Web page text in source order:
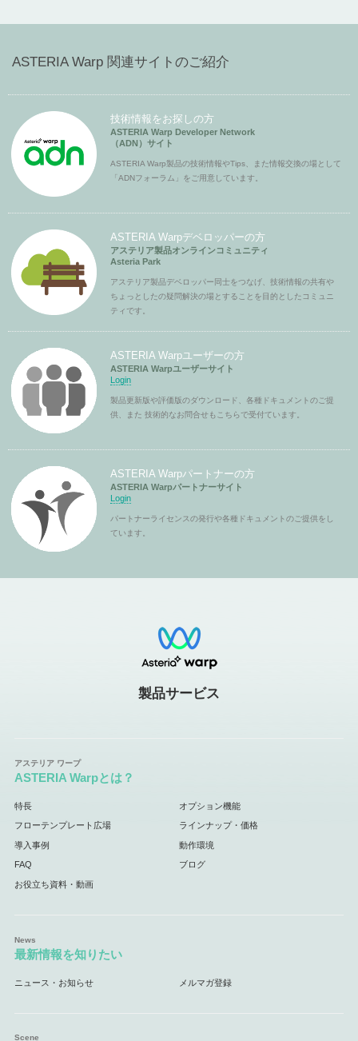
ASTERIA Warp 関連サイトのご紹介
技術情報をお探しの方
ASTERIA Warp Developer Network
（ADN）サイト
ASTERIA Warp製品の技術情報やTips、また情報交換の場として
「ADNフォーラム」をご用意しています。
ASTERIA Warpデベロッパーの方
アステリア製品オンラインコミュニティ
Asteria Park
アステリア製品デベロッパー同士をつなげ、技術情報の共有や
ちょっとしたの疑問解決の場とすることを目的としたコミュニ
ティです。
ASTERIA Warpユーザーの方
ASTERIA Warpユーザーサイト
Login
製品更新版や評価版のダウンロード、各種ドキュメントのご提
供、また 技術的なお問合せもこちらで受付ています。
ASTERIA Warpパートナーの方
ASTERIA Warpパートナーサイト
Login
パートナーライセンスの発行や各種ドキュメントのご提供をし
ています。
製品サービス
ASTERIA Warpとは？
特長 オプション機能
フローテンプレート広場 ラインナップ・価格
導入事例 動作環境
FAQ ブログ
お役立ち資料・動画
最新情報を知りたい
ニュース・お知らせ メルマガ登録